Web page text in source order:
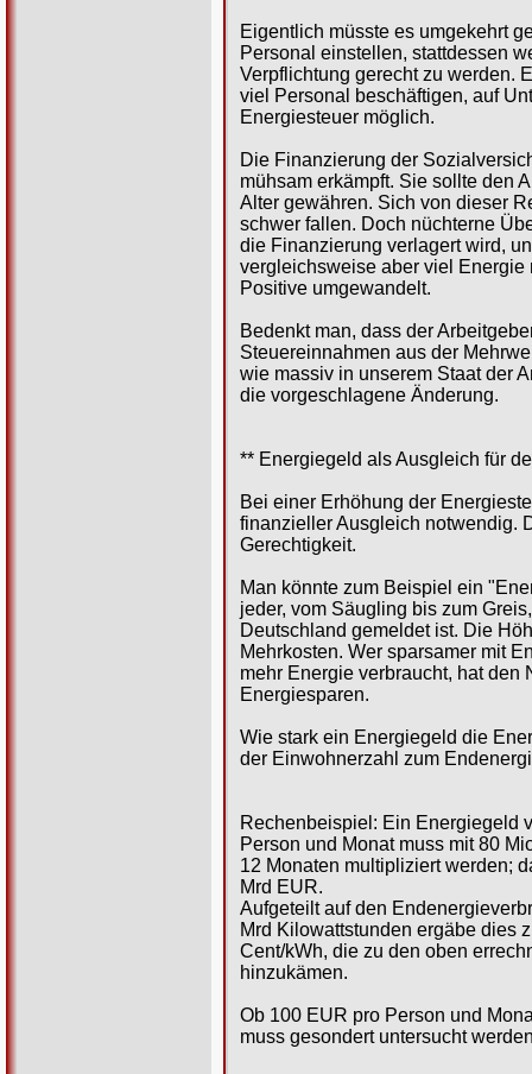
Eigentlich müsste es umgekehrt
Personal einstellen, stattdessen
Verpflichtung gerecht zu werden.
viel Personal beschäftigen, auf
Energiesteuer möglich.
Die Finanzierung der
mühsam erkämpft. Sie sollte den
Alter gewähren. Sich von dieser
schwer fallen. Doch nüchterne
die Finanzierung verlagert wird,
vergleichsweise aber viel
Positive umgewandelt.
Bedenkt man, dass der
Steuereinnahmen aus der
wie massiv in unserem Staat der
die vorgeschlagene Änderung.
** Energiegeld als Ausgleich für
Bei einer Erhöhung der
finanzieller Ausgleich notwendig.
Gerechtigkeit.
Man könnte zum Beispiel ein
jeder, vom Säugling bis zum
Deutschland gemeldet ist. Die
Mehrkosten. Wer sparsamer mit
mehr Energie verbraucht, hat
Energiesparen.
Wie stark ein Energiegeld die
der Einwohnerzahl zum
Rechenbeispiel: Ein Energiegeld
Person und Monat muss mit 80
12 Monaten multipliziert werden;
Mrd EUR.
Aufgeteilt auf den
Mrd Kilowattstunden ergäbe dies
Cent/kWh, die zu den oben
hinzukämen.
Ob 100 EUR pro Person und
muss gesondert untersucht